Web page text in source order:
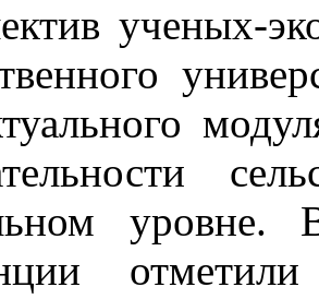
ученых-
уровне.
отметили